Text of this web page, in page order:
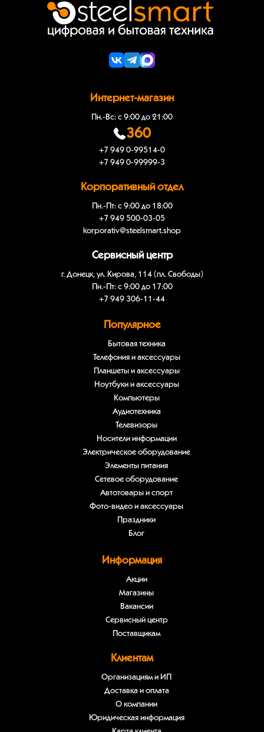
Интернет-магазин
Пн.-Вс: с 9:00 до 21:00
360
+7 949 0-99514-0
+7 949 0-99999-3
Корпоративный отдел
Пн.-Пт: с 9:00 до 18:00
+7 949 500-03-05
korporativ@steelsmart.shop
Сервисный центр
г. Донецк, ул. Кирова, 114 (пл. Свободы)
Пн.-Пт: с 9:00 до 17:00
+7 949 306-11-44
Популярное
Бытовая техника
Телефония и аксессуары
Планшеты и аксессуары
Ноутбуки и аксессуары
Компьютеры
Аудиотехника
Телевизоры
Носители информации
Электрическое оборудование
Элементы питания
Сетевое оборудование
Автотовары и спорт
Фото-видео и аксессуары
Праздники
Блог
Информация
Акции
Магазины
Вакансии
Сервисный центр
Поставщикам
Клиентам
Организациям и ИП
Доставка и оплата
О компании
Юридическая информация